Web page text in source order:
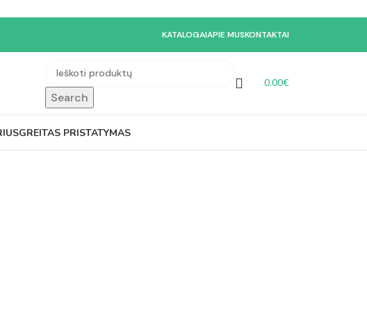
KATALOGAIAPIE MUSKONTAKTAI
Search
0.00€
GREITAS PRISTATYMAS